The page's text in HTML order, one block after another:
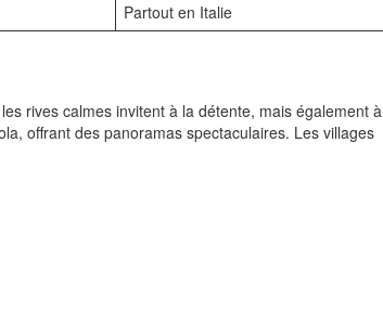
Partout en Italie
rives calmes invitent à la détente, mais également à
offrant des panoramas spectaculaires. Les villages